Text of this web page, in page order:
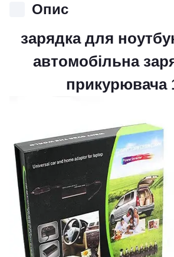
Опис
зарядка для
автомобільна
прикурювача